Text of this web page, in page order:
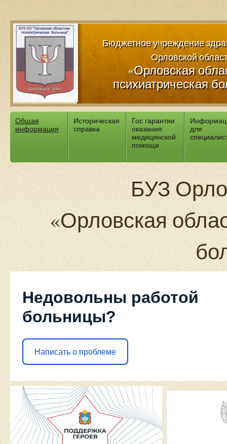
Бюджетное учреждение
Орловской
«Орловская
психиатрическая
Общая
информация
Историческая
справка
Гос гарантии
оказания
медицинской
помощи
для
БУЗ
«Орловская
Недовольны работой
больницы?
Написать о проблеме